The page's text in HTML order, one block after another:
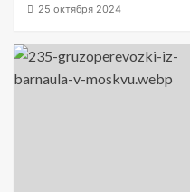
25 октября 2024